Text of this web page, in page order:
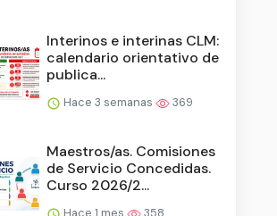
Interinos e interinas CLM:
calendario orientativo de
publica...
Hace 3 semanas 369
Maestros/as. Comisiones
de Servicio Concedidas.
Curso 2026/2...
Hace 1 mes 358